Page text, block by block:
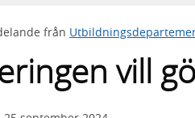
från
vill